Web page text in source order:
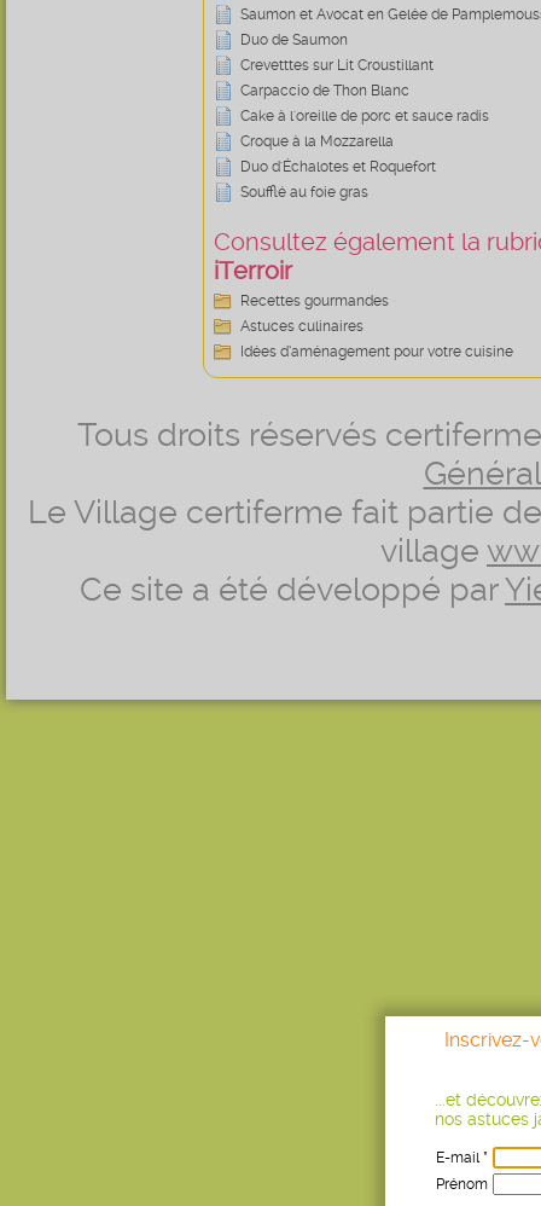
Saumon et Avocat en Gelée de
Duo de Saumon
Crevetttes sur Lit Croustillant
Carpaccio de Thon Blanc
Cake à l'oreille de porc et sauce radis
Croque à la Mozzarella
Duo d'Échalotes et Roquefort
Soufflé au foie gras
Consultez également la
iTerroir
Recettes gourmandes
Astuces culinaires
Idées d’aménagement pour votre cuisine
Tous droits réservés
Le Village certiferme fait partie
village
Ce site a été développé par
Inscrivez-
...et
nos astuces
E-mail *
Prénom